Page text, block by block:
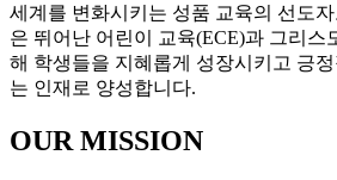
세계를 변화시키는 성품 교육의 선도
은 뛰어난 어린이 교육(ECE)과 그리스
해 학생들을 지혜롭게 성장시키고 긍
는 인재로 양성합니다.
OUR MISSION